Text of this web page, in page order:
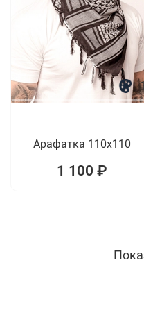
Арафатка 110x110
1 100 ₽